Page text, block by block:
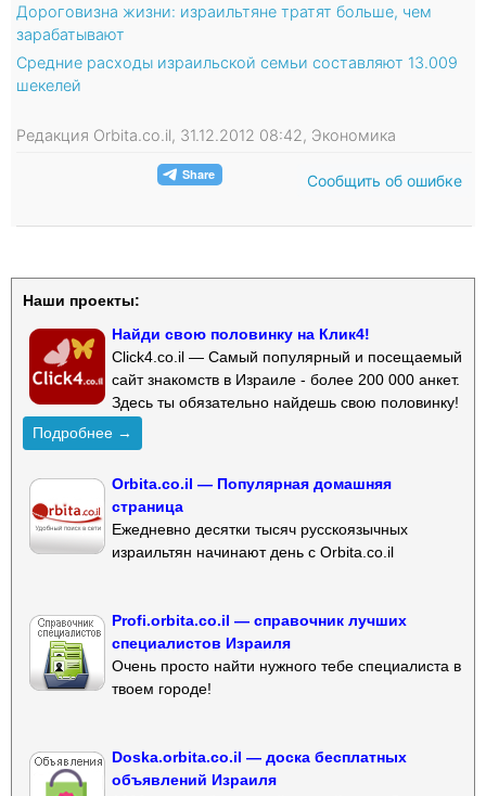
Дороговизна жизни: израильтяне тратят больше, чем
зарабатывают
Средние расходы израильской семьи составляют 13.009
шекелей
Редакция Orbita.co.il, 31.12.2012 08:42, Экономика
Сообщить об ошибке
Наши проекты:
Найди свою половинку на Клик4!
Click4.co.il — Самый популярный и посещаемый
сайт знакомств в Израиле - более 200 000 анкет.
Здесь ты обязательно найдешь свою половинку!
Подробнее →
Orbita.co.il — Популярная домашняя
страница
Ежедневно десятки тысяч русскоязычных
израильтян начинают день с Orbita.co.il
Profi.orbita.co.il — справочник лучших
специалистов Израиля
Очень просто найти нужного тебе специалиста в
твоем городе!
Doska.orbita.co.il — доска бесплатных
объявлений Израиля